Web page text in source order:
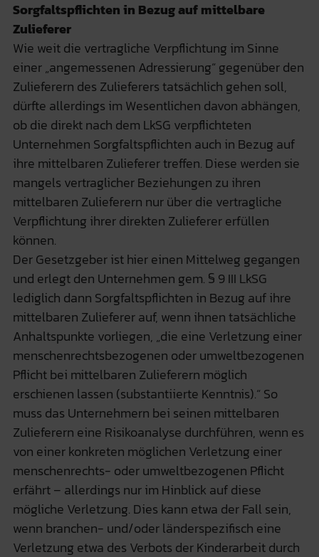
Sorgfaltspflichten in Bezug auf mittelbare
Zulieferer
Wie weit die vertragliche Verpflichtung im Sinne
einer „angemessenen Adressierung“ gegenüber den
Zulieferern des Zulieferers tatsächlich gehen soll,
dürfte allerdings im Wesentlichen davon abhängen,
ob die direkt nach dem LkSG verpflichteten
Unternehmen Sorgfaltspflichten auch in Bezug auf
ihre mittelbaren Zulieferer treffen. Diese werden sie
mangels vertraglicher Beziehungen zu ihren
mittelbaren Zulieferern nur über die vertragliche
Verpflichtung ihrer direkten Zulieferer erfüllen
können.
Der Gesetzgeber ist hier einen Mittelweg gegangen
und erlegt den Unternehmen gem. § 9 III LkSG
lediglich dann Sorgfaltspflichten in Bezug auf ihre
mittelbaren Zulieferer auf, wenn ihnen tatsächliche
Anhaltspunkte vorliegen, „die eine Verletzung einer
menschenrechtsbezogenen oder umweltbezogenen
Pflicht bei mittelbaren Zulieferern möglich
erschienen lassen (substantiierte Kenntnis).“ So
muss das Unternehmern bei seinen mittelbaren
Zulieferern eine Risikoanalyse durchführen, wenn es
von einer konkreten möglichen Verletzung einer
menschenrechts- oder umweltbezogenen Pflicht
erfährt – allerdings nur im Hinblick auf diese
mögliche Verletzung. Dies kann etwa der Fall sein,
wenn branchen- und/oder länderspezifisch eine
Verletzung etwa des Verbots der Kinderarbeit durch